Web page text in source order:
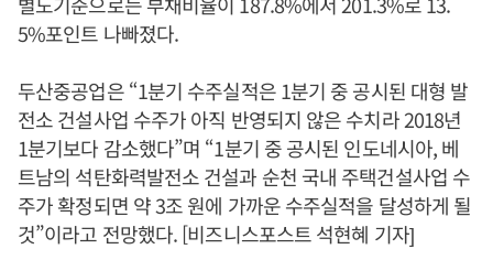
5%포인트 나빠졌다.
두산중공업은 “1분기 수주실적은 1분기 중 공시된 대형 발
전소 건설사업 수주가 아직 반영되지 않은 수치라 2018년
1분기보다 감소했다”며 “1분기 중 공시된 인도네시아, 베
트남의 석탄화력발전소 건설과 순천 국내 주택건설사업 수
주가 확정되면 약 3조 원에 가까운 수주실적을 달성하게 될
것”이라고 전망했다. [비즈니스포스트 석현혜 기자]